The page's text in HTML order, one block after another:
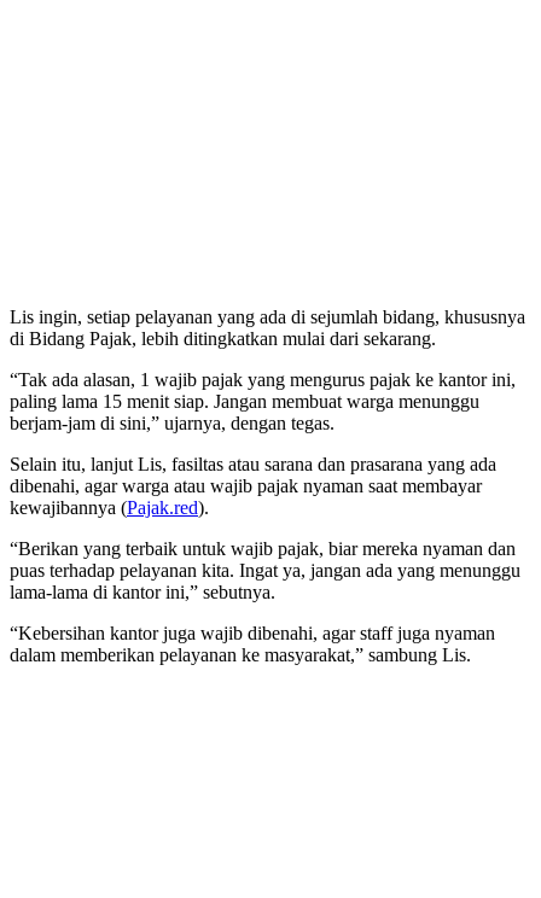
Lis ingin, setiap pelayanan yang ada di sejumlah bidang, khususnya
di Bidang Pajak, lebih ditingkatkan mulai dari sekarang.
“Tak ada alasan, 1 wajib pajak yang mengurus pajak ke kantor ini,
paling lama 15 menit siap. Jangan membuat warga menunggu
berjam-jam di sini,” ujarnya, dengan tegas.
Selain itu, lanjut Lis, fasiltas atau sarana dan prasarana yang ada
dibenahi, agar warga atau wajib pajak nyaman saat membayar
kewajibannya (Pajak.red).
“Berikan yang terbaik untuk wajib pajak, biar mereka nyaman dan
puas terhadap pelayanan kita. Ingat ya, jangan ada yang menunggu
lama-lama di kantor ini,” sebutnya.
“Kebersihan kantor juga wajib dibenahi, agar staff juga nyaman
dalam memberikan pelayanan ke masyarakat,” sambung Lis.